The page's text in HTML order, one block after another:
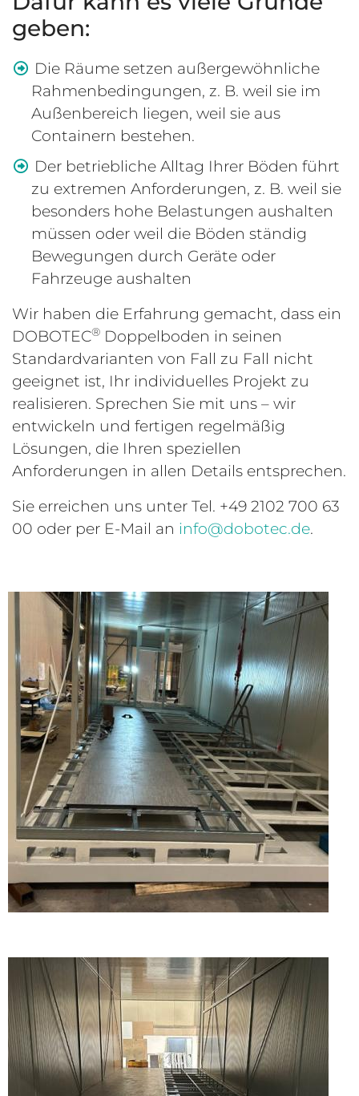
geben:
Die Räume setzen außergewöhnliche
Rahmenbedingungen, z. B. weil sie im
Außenbereich liegen, weil sie aus
Containern bestehen.
Der betriebliche Alltag Ihrer Böden führt
zu extremen Anforderungen, z. B. weil sie
besonders hohe Belastungen aushalten
müssen oder weil die Böden ständig
Bewegungen durch Geräte oder
Fahrzeuge aushalten
Wir haben die Erfahrung gemacht, dass ein
DOBOTEC® Doppelboden in seinen
Standardvarianten von Fall zu Fall nicht
geeignet ist, Ihr individuelles Projekt zu
realisieren. Sprechen Sie mit uns – wir
entwickeln und fertigen regelmäßig
Lösungen, die Ihren speziellen
Anforderungen in allen Details entsprechen.
Sie erreichen uns unter Tel. +49 2102 700 63
00 oder per E-Mail an info@dobotec.de.